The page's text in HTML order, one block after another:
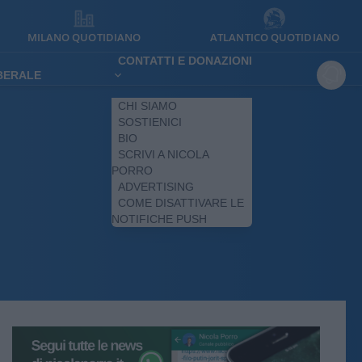
MILANO QUOTIDIANO ATLANTICO QUOTIDIANO
CONTATTI E DONAZIONI
CHI SIAMO
SOSTIENICI
BIO
SCRIVI A NICOLA
PORRO
ADVERTISING
COME DISATTIVARE LE
NOTIFICHE PUSH